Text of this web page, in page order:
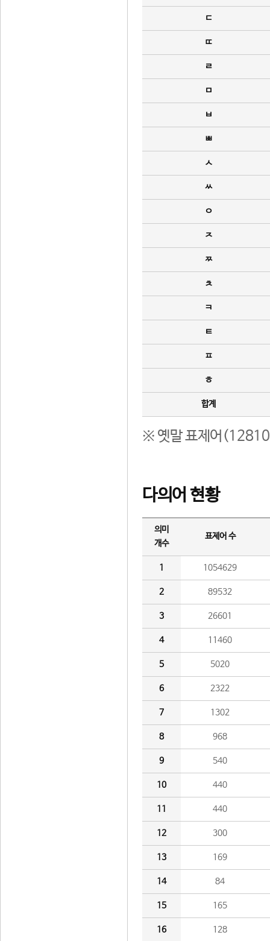
ㄷ
ㄸ
ㄹ
ㅁ
ㅂ
ㅃ
ㅅ
ㅆ
ㅇ
ㅈ
ㅉ
ㅊ
ㅋ
ㅌ
ㅍ
ㅎ
합계
※ 옛말 표제어(12810
다의어 현황
의미
개수
표제어 수
1 1054629
2 89532
3 26601
4 11460
5 5020
6 2322
7 1302
8 968
9 540
10 440
11 440
12 300
13 169
14 84
15 165
16 128